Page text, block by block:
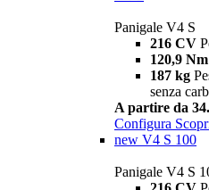
Panigale V4 S
216 CV
120,9 Nm
187 kg
senza
A partire da
Configura
new V4 S 100
Panigale V4 S